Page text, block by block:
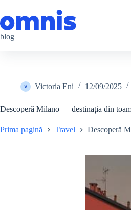
conținut
blog
Victoria Eni 12/09/2025
Descoperă Milano — destinația din
Prima pagină Travel Descoperă